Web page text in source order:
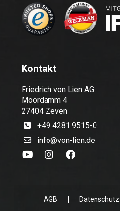
Kontakt
Friedrich von Lien AG
Moordamm 4
27404 Zeven
+49 4281 9515-0
info@von-lien.de
AGB | Datenschutz